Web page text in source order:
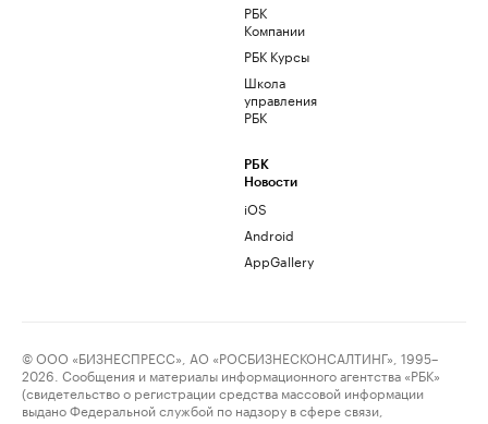
РБК
Компании
РБК Курсы
Школа
управления
РБК
РБК
Новости
iOS
Android
AppGallery
© ООО «БИЗНЕСПРЕСС», АО «РОСБИЗНЕСКОНСАЛТИНГ», 1995–
2026. Сообщения и материалы информационного агентства «РБК»
(свидетельство о регистрации средства массовой информации
выдано Федеральной службой по надзору в сфере связи,